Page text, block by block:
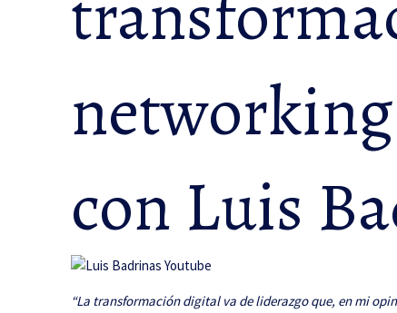
con Luis
“La transformación digital va de liderazgo que, en mi